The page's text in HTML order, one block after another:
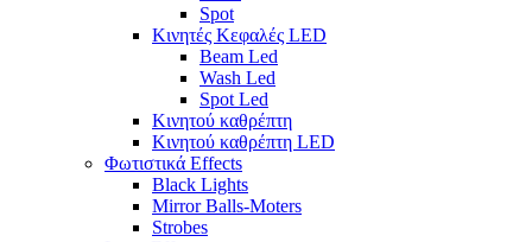
Spot
Κινητές Κεφαλές LED
Beam Led
Wash Led
Spot Led
Κινητού καθρέπτη
Κινητού καθρέπτη LED
Φωτιστικά Effects
Black Lights
Mirror Balls-Moters
Strobes